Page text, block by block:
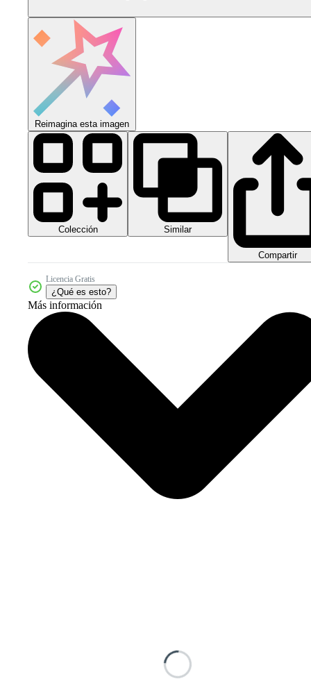
Reimagina esta imagen
Colección Similar
Compartir
Licencia Gratis
¿Qué es esto?
Más información